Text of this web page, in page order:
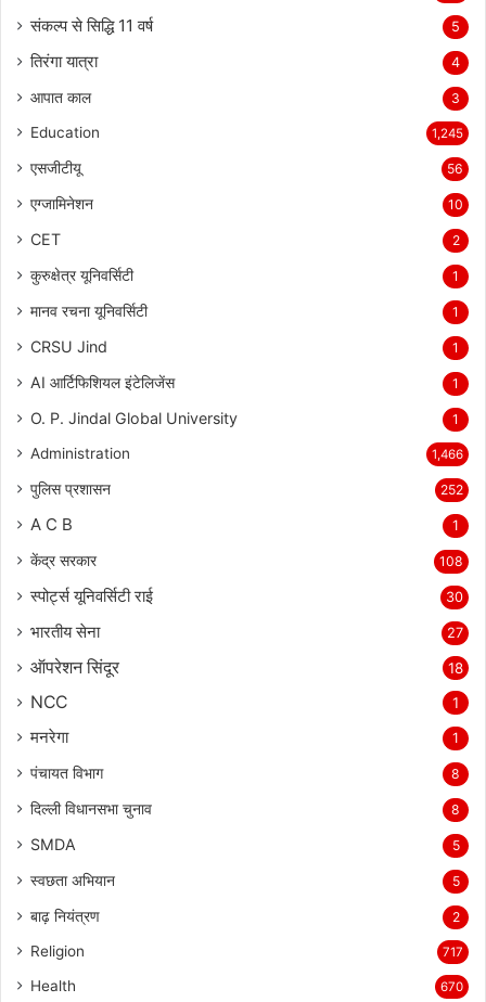
संकल्प से सिद्धि 11 वर्ष 5
तिरंगा यात्रा 4
आपात काल 3
Education 1,245
एसजीटीयू 56
एग्जामिनेशन 10
CET 2
कुरुक्षेत्र यूनिवर्सिटी 1
मानव रचना यूनिवर्सिटी 1
CRSU Jind 1
AI आर्टिफिशियल इंटेलिजेंस 1
O. P. Jindal Global University 1
Administration 1,466
पुलिस प्रशासन 252
A C B 1
केंद्र सरकार 108
स्पोर्ट्स यूनिवर्सिटी राई 30
भारतीय सेना 27
ऑपरेशन सिंदूर 18
NCC 1
मनरेगा 1
पंचायत विभाग 8
दिल्ली विधानसभा चुनाव 8
SMDA 5
स्वछता अभियान 5
बाढ़ नियंत्रण 2
Religion 717
Health 670